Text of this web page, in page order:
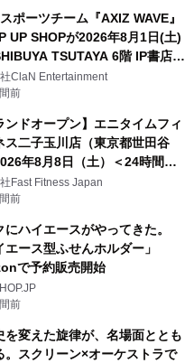
ポーツチーム『AXIZ WAVE』
UP SHOPが2026年8月1日(土)
TSUTAYA 6階 IP書店で
定！！
ClaN Entertainment
前
ンドオープン】エニタイムフィ
ス二子玉川店（東京都世田谷
年8月8日（土）＜24時間年
のフィットネスジム＞
Fast Fitness Japan
前
にハイエースがやってきた。
エース型ふせんホルダー」
で予約販売開始
前
を変えた旋律が、名場面ととも
。スクリーン×オーケストラで